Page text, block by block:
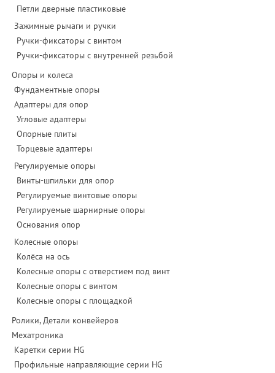
Петли дверные пластиковые
Зажимные рычаги и ручки
Ручки-фиксаторы c винтом
Ручки-фиксаторы c внутренней резьбой
Опоры и колеса
Фундаментные опоры
Адаптеры для опор
Угловые адаптеры
Опорные плиты
Торцевые адаптеры
Регулируемые опоры
Винты-шпильки для опор
Регулируемые винтовые опоры
Регулируемые шарнирные опоры
Основания опор
Колесные опоры
Колёса на ось
Колесные опоры с отверстием под винт
Колесные опоры с винтом
Колесные опоры с площадкой
Ролики, Детали конвейеров
Мехатроника
Каретки серии HG
Профильные направляющие серии HG